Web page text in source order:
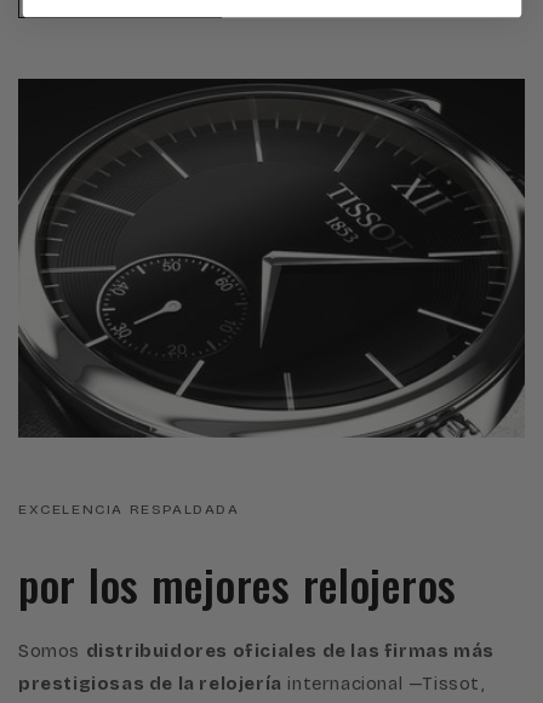
EXCELENCIA RESPALDADA
por los mejores relojeros
Somos distribuidores oficiales de las firmas más
prestigiosas de la relojería internacional —Tissot,